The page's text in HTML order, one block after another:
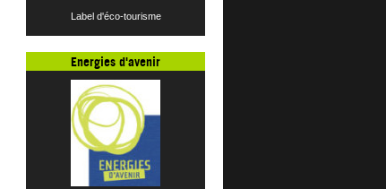
Label d'éco-tourisme
Energies d'avenir